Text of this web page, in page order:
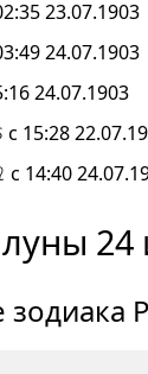
23.07.1903
24.07.1903
24.07.1903
с 15:28
с 14:40
24
зодиака